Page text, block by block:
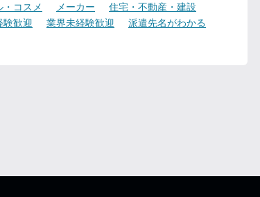
・コスメ メーカー
住宅・不動産・建設
験歓迎 業界未経験歓迎
派遣先名がわかる